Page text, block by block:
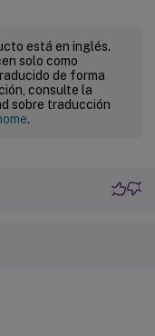
está en inglés.
solo como
de forma
consulte la
sobre traducción
.